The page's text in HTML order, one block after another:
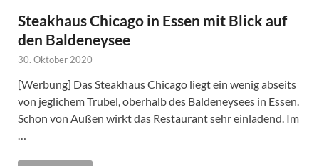
Steakhaus Chicago in Essen mit Blick auf
den Baldeneysee
30. Oktober 2020
[Werbung] Das Steakhaus Chicago liegt ein wenig abseits
von jeglichem Trubel, oberhalb des Baldeneysees in Essen.
Schon von Außen wirkt das Restaurant sehr einladend. Im
…